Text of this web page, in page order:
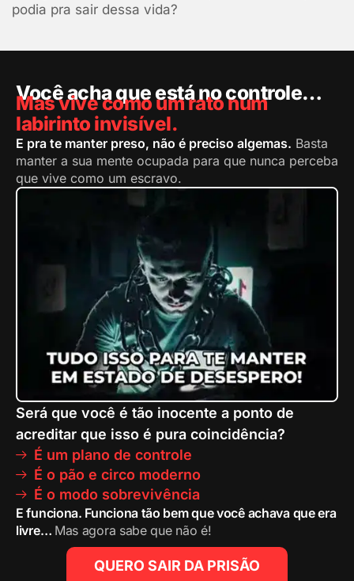
podia pra sair dessa vida?
Você acha que está no controle…
Mas vive como um rato num
labirinto invisível.
E pra te manter preso, não é preciso algemas. Basta
manter a sua mente ocupada para que nunca perceba
que vive como um escravo.
Será que você é tão inocente a ponto de
acreditar que isso é pura coincidência?
É um plano de controle
É o pão e circo moderno
É o modo sobrevivência
E funciona. Funciona tão bem que você achava que era
livre… Mas agora sabe que não é!
QUERO SAIR DA PRISÃO